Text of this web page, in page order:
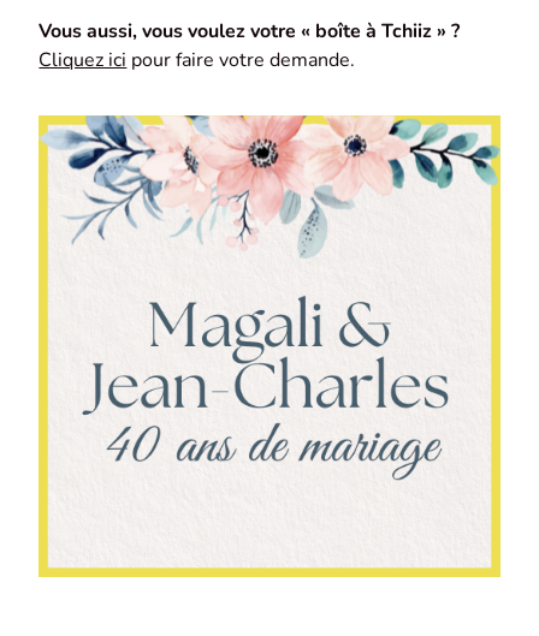
Vous aussi, vous voulez votre « boîte à Tchiiz » ?
Cliquez ici pour faire votre demande.